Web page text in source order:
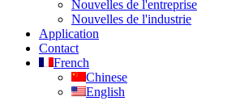
Nouvelles de l'entreprise
Nouvelles de l'industrie
Application
Contact
French
Chinese
English